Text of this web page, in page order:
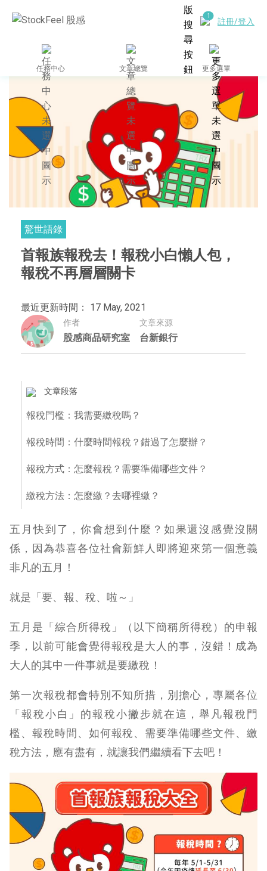
註冊/登入
任務中心 文章總覽 更多選單
驚世語錄
首報族報稅去！報稅小白懶人包，
報稅不再層層關卡
最近更新時間： 17 May, 2021
作者
股感商品研究室
文章來源
台新銀行
文章段落
報稅門檻：我需要繳稅嗎？
報稅時間：什麼時間報稅？錯過了怎麼辦？
報稅方式：怎麼報稅？需要準備哪些文件？
繳稅方法：怎麼繳？去哪裡繳？
五月快到了，你會想到什麼？如果還沒感覺沒關
係，因為恭喜各位社會新鮮人即將迎來第一個意義
非凡的五月！
就是「要、報、稅、啦～」
五月是「綜合所得稅」（以下簡稱所得稅）的申報
季，以前可能會覺得報稅是大人的事，沒錯！成為
大人的其中一件事就是要繳稅！
第一次報稅都會特別不知所措，別擔心，專屬各位
「報稅小白」的報稅小撇步就在這，舉凡報稅門
檻、報稅時間、如何報稅、需要準備哪些文件、繳
稅方法，應有盡有，就讓我們繼續看下去吧！